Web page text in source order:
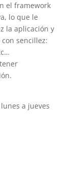
el framework
lo que le
la aplicación y
sencillez:
a jueves